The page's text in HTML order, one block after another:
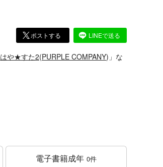
ポストする LINEで送る
はや★すた2(PURPLE COMPANY)」 な
電子書籍成年 0件